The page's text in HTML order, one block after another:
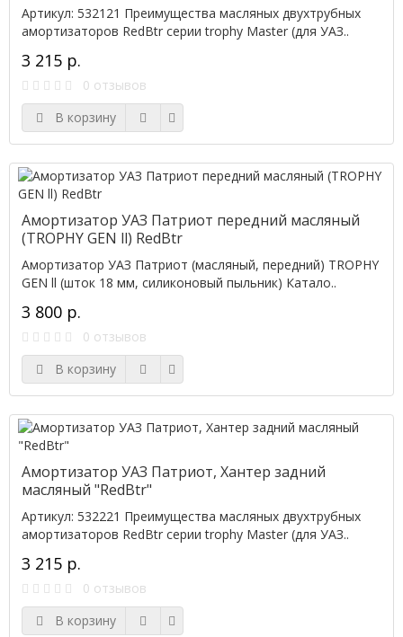
Артикул: 532121 Преимущества масляных двухтрубных
амортизаторов RedBtr серии trophy Master (для УАЗ..
3 215 р.
0 отзывов
В корзину
Амортизатор УАЗ Патриот передний масляный
(TROPHY GEN ll) RedBtr
Амортизатор УАЗ Патриот (масляный, передний) TROPHY
GEN ll (шток 18 мм, силиконовый пыльник) Катало..
3 800 р.
0 отзывов
В корзину
Амортизатор УАЗ Патриот, Хантер задний
масляный "RedBtr"
Артикул: 532221 Преимущества масляных двухтрубных
амортизаторов RedBtr серии trophy Master (для УАЗ..
3 215 р.
0 отзывов
В корзину